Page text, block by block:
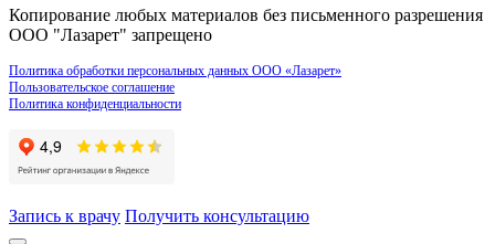
Копирование любых материалов без письменного разрешения
ООО "Лазарет" запрещено
Политика обработки персональных данных ООО «Лазарет»
Пользовательское соглашение
Политика конфиденциальности
Запись к врачу Получить консультацию